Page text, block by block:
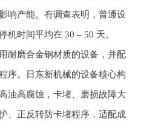
响产能。有调查表明，普通设
机时间平均在 30 – 50 天。
耐磨合金钢材质的设备，并配
序。日东新机械的设备核心构
油高腐蚀，卡堵、磨损故障大
、正反转防卡堵程序，适配成